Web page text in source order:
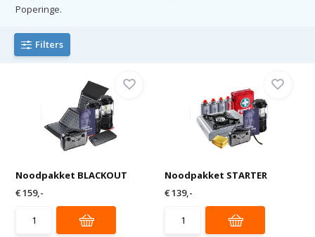
Poperinge.
Filters
Noodpakket BLACKOUT
€ 159,-
Noodpakket STARTER
€ 139,-